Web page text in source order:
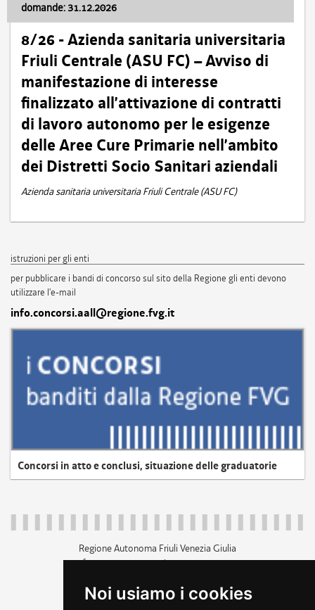
Noi usiamo i cookies
domande: 31.12.2026
8/26 - Azienda sanitaria universitaria
Friuli Centrale (ASU FC) – Avviso di
manifestazione di interesse
finalizzato all’attivazione di contratti
di lavoro autonomo per le esigenze
delle Aree Cure Primarie nell’ambito
dei Distretti Socio Sanitari aziendali
Azienda sanitaria universitaria Friuli Centrale (ASU FC)
istruzioni per gli enti
per pubblicare i bandi di concorso sul sito della Regione gli enti devono
utilizzare l'e-mail
info.concorsi.aall@regione.fvg.it
Concorsi in atto e conclusi, situazione delle graduatorie
Regione Autonoma Friuli Venezia Giulia
c.f. 80014930327; p.iva 00526040324
+39 040 3771111